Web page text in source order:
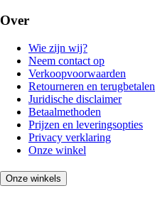
Over
Wie zijn wij?
Neem contact op
Verkoopvoorwaarden
Retourneren en terugbetalen
Juridische disclaimer
Betaalmethoden
Prijzen en leveringsopties
Privacy verklaring
Onze winkel
Onze winkels